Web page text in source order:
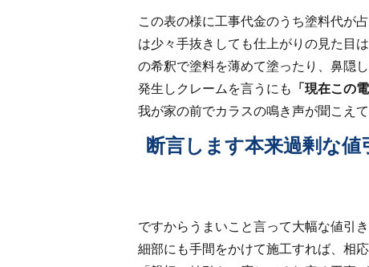
この表の様に工事代金のうち塗料代が
は少々手抜きしても仕上がりの見た目
の希釈で塗料を薄めて塗ったり、鼻隠
発生しクレームを言うにも
「現在この
我が家の前でカラスの鳴き声が聞こえ
断言します本来過剰な
ですからうまいこと言って大幅な値引
細部にも手間をかけて施工すれば、相